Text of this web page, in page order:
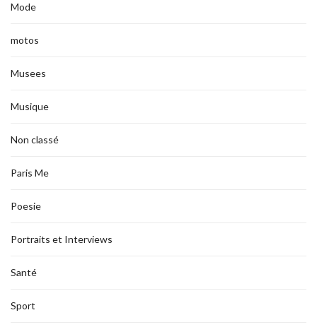
Mode
motos
Musees
Musique
Non classé
Paris Me
Poesie
Portraits et Interviews
Santé
Sport